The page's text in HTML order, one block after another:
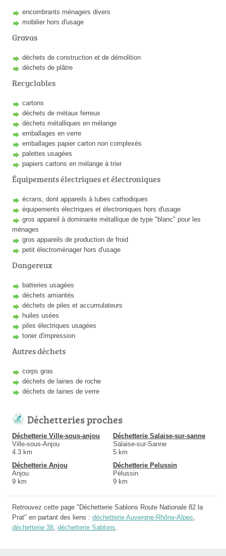
encombrants ménagers divers
mobilier hors d'usage
Gravas
déchets de construction et de démolition
déchets de plâtre
Recyclables
cartons
déchets de métaux ferreux
déchets métalliques en mélange
emballages en verre
emballages papier carton non complexés
palettes usagées
papiers cartons en mélange à trier
Équipements électriques et électroniques
écrans, dont appareils à tubes cathodiques
équipements électriques et électroniques hors d'usage
gros appareil à dominante métallique de type "blanc" pour les
ménages
gros appareils de production de froid
petit électroménager hors d'usage
Dangereux
batteries usagées
déchets amiantés
déchets de piles et accumulateurs
huiles usées
piles électriques usagées
toner d'impression
Autres déchets
corps gras
déchets de laines de roche
déchets de laines de verre
Déchetteries proches
Déchetterie Ville-sous-anjou
Ville-sous-Anjou
4.3 km
Déchetterie Salaise-sur-sanne
Salaise-sur-Sanne
5 km
Déchetterie Anjou
Anjou
9 km
Déchetterie Pelussin
Pélussin
9 km
Retrouvez cette page "Déchetterie Sablons Route Nationale 82 la
Prat" en partant des liens : déchetterie Auvergne-Rhône-Alpes
déchetterie 38 déchetterie Sablons